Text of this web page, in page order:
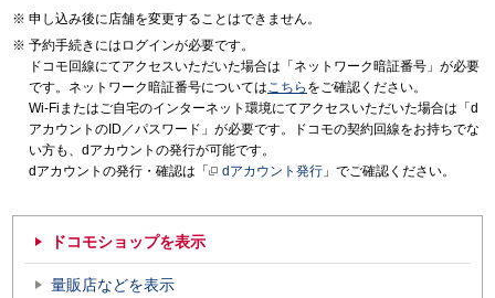
申し込み後に店舗を変更することはできません。
予約手続きにはログインが必要です。
ドコモ回線にてアクセスいただいた場合は「ネットワーク暗証番号」が必要
です。ネットワーク暗証番号についてはこちら をご確認ください。
Wi-Fiまたはご自宅のインターネット環境にてアクセスいただいた場合は「d
アカウントのID／パスワード」が必要です。ドコモの契約回線をお持ちでな
い方も、dアカウントの発行が可能です。
dアカウントの発行・確認は「
dアカウント発行 」でご確認ください。
ドコモショップを表示
量販店などを表示